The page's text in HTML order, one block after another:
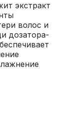
экстракт
волос и
дозатора-